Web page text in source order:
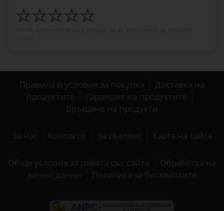
Правила и условия за покупка
Доставка на
продуктите
Гаранция на продуктите
Връщане на продукти
За нас Контакти За сваляне Карта на сайта
Общи условия за работа със сайта
Обработка на
лични данни
Политика за бисквитките